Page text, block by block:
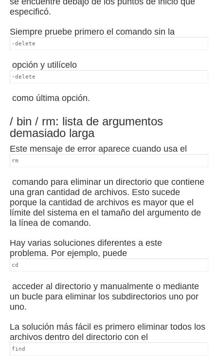
especificó.
Siempre pruebe primero el comando sin la
-delete
opción y utilícelo
-delete
como última opción.
/ bin / rm: lista de argumentos
demasiado larga
Este mensaje de error aparece cuando usa el
rm
comando para eliminar un directorio que contiene
una gran cantidad de archivos. Esto sucede
porque la cantidad de archivos es mayor que el
límite del sistema en el tamaño del argumento de
la línea de comando.
Hay varias soluciones diferentes a este
problema. Por ejemplo, puede
cd
acceder al directorio y manualmente o mediante
un bucle para eliminar los subdirectorios uno por
uno.
La solución más fácil es primero eliminar todos los
archivos dentro del directorio con el
find